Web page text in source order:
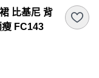
比基尼 背
FC143